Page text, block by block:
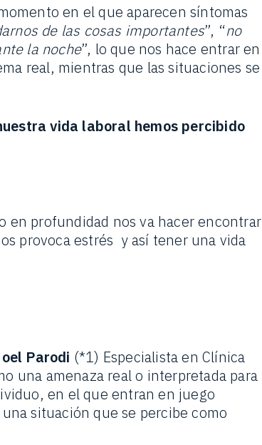
en el que aparecen síntomas
de las cosas importantes”, “no
la noche”, lo que nos hace entrar en
real, mientras que las situaciones se
vida laboral hemos percibido
en profundidad nos va hacer encontrar
provoca estrés y así tener una vida
Parodi (*1) Especialista en Clínica
una amenaza real o interpretada para
en el que entran en juego
situación que se percibe como